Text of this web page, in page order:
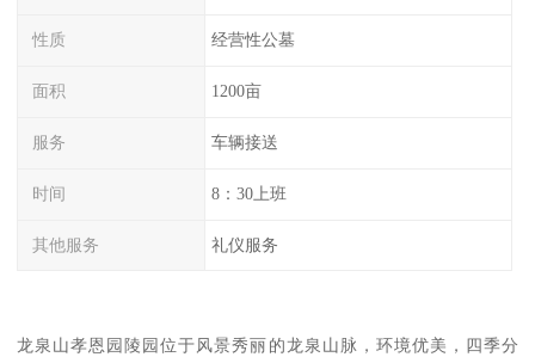
性质 经营性公墓
面积 1200亩
服务 车辆接送
时间 8：30上班
其他服务 礼仪服务
龙泉山孝恩园陵园位于风景秀丽的龙泉山脉，环境优美，四季分